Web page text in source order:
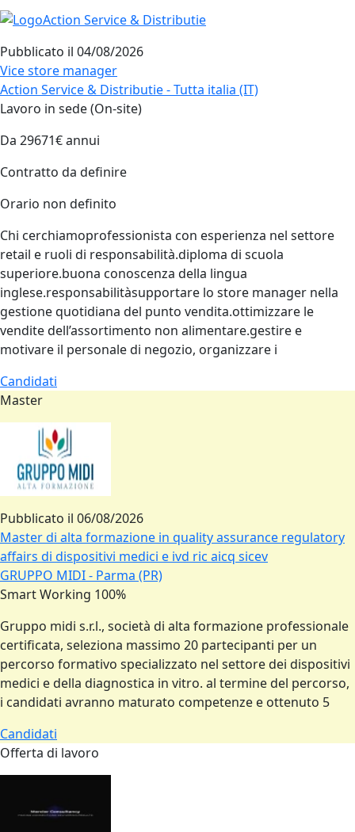
Pubblicato il 04/08/2026
Vice store manager
Action Service & Distributie - Tutta italia (IT)
Lavoro in sede (On-site)
Da 29671€ annui
Contratto da definire
Orario non definito
Chi cerchiamoprofessionista con esperienza nel settore
retail e ruoli di responsabilità.diploma di scuola
superiore.buona conoscenza della lingua
inglese.responsabilitàsupportare lo store manager nella
gestione quotidiana del punto vendita.ottimizzare le
vendite dell’assortimento non alimentare.gestire e
motivare il personale di negozio, organizzare i
Candidati
Master
Pubblicato il 06/08/2026
Master di alta formazione in quality assurance regulatory
affairs di dispositivi medici e ivd ric aicq sicev
GRUPPO MIDI - Parma (PR)
Smart Working 100%
Gruppo midi s.r.l., società di alta formazione professionale
certificata, seleziona massimo 20 partecipanti per un
percorso formativo specializzato nel settore dei dispositivi
medici e della diagnostica in vitro. al termine del percorso,
i candidati avranno maturato competenze e ottenuto 5
Candidati
Offerta di lavoro